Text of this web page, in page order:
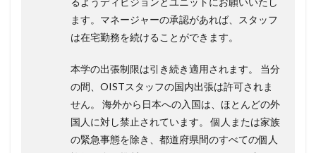
ます。マネージャーの承認があれば、スタッフ
は在宅勤務を続けることができます。
本学の出張制限は引き続き適用されます。 当分
の間、OISTスタッフの国内出張は許可されま
せん。 海外から日本への入国は、ほとんどの外
国人に対し禁止されています。 個人または家族
の緊急事態を除き、都道府県間のすべての個人